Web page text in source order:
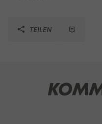
TEILEN